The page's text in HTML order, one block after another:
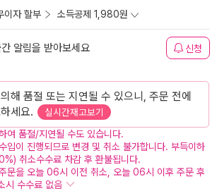
이자 할부 소득공제 1,980원
알림을 받아보세요 신청
해 품절 또는 지연될 수 있으니, 주문 전에
세요.
실시간재고보기
여 품절/지연될 수도 있습니다.
입이 진행되므로 변경 및 취소 불가합니다. 부득이하
취소수수료 차감 후 환불됩니다.
문을 오늘 06시 이전 취소, 오늘 06시 이후 주문 후
시 수수료 없음